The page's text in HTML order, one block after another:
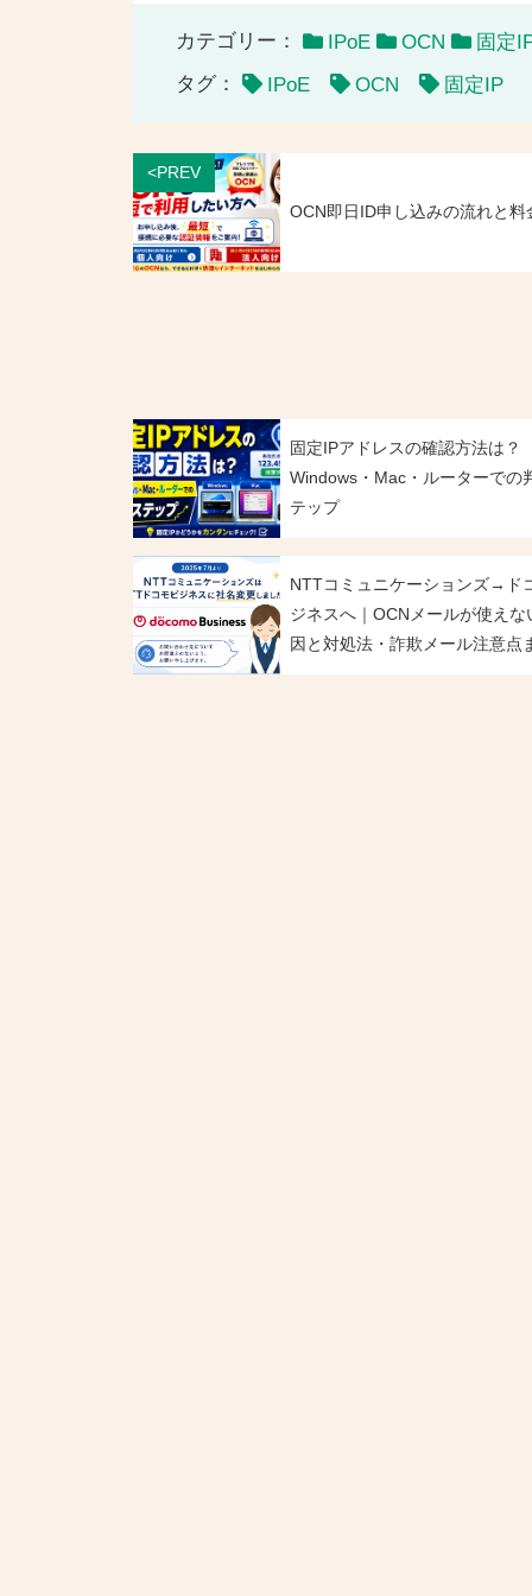
カテゴリー： IPoE OCN
固定
タグ：
IPoE OCN 固定IP
<PREV
OCN即日ID申し込みの流れと料
固定IPアドレスの確認方法は？
Windows・Mac・ルーターでの
テップ
NTTコミュニケーションズ→ド
ジネスへ｜OCNメールが使えな
因と対処法・詐欺メール注意点